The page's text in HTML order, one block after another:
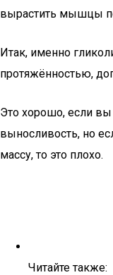
вырастить мышцы
Итак, именно
протяжённостью,
Это хорошо, если вы
выносливость, но
массу, то это плохо.
Читайте также: